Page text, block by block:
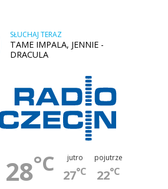
SŁUCHAJ TERAZ
TAME IMPALA, JENNIE -
DRACULA
28°C jutro
27°C
pojutrze
22°C